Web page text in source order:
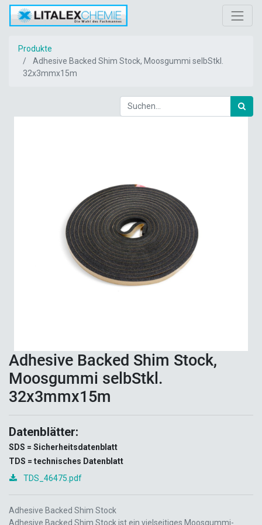
Produkte
Adhesive Backed Shim Stock, Moosgummi selbStkl.
32x3mmx15m
Adhesive Backed Shim Stock,
Moosgummi selbStkl.
32x3mmx15m
Datenblätter:
SDS = Sicherheitsdatenblatt
TDS = technisches Datenblatt
TDS_46475.pdf
Adhesive Backed Shim Stock
Adhesive Backed Shim Stock ist ein vielseitiges Moosgummi-